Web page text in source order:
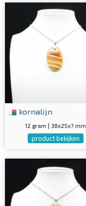
kornalijn
12 gram | 38x25x7 mm
product bekijken